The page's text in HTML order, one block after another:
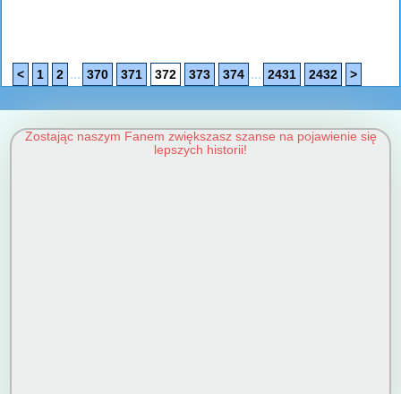
< 1 2 ... 370 371 372 373 374 ... 2431 2432 >
Zostając naszym Fanem zwiększasz szanse na pojawienie się
lepszych historii!